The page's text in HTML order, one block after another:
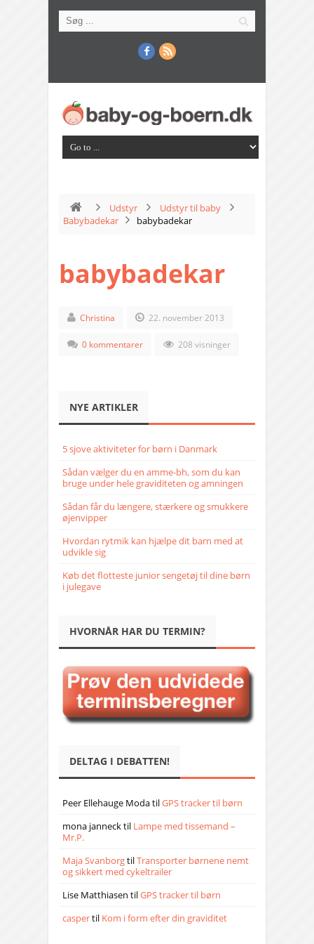
Udstyr
Udstyr til baby
Babybadekar
babybadekar
babybadekar
Christina 22. november 2013
0 kommentarer 208 visninger
NYE ARTIKLER
5 sjove aktiviteter for børn i Danmark
Sådan vælger du en amme-bh, som du kan
bruge under hele graviditeten og amningen
Sådan får du længere, stærkere og smukkere
øjenvipper
Hvordan rytmik kan hjælpe dit barn med at
udvikle sig
Køb det flotteste junior sengetøj til dine børn
i julegave
HVORNÅR HAR DU TERMIN?
DELTAG I DEBATTEN!
Peer Ellehauge ModatilGPS tracker til børn
mona jannecktil Lampe med tissemand –
Mr.P.
Maja SvanborgtilTransporter børnene nemt
og sikkert med cykeltrailer
Lise Matthiasen tilGPS tracker til børn
caspertil Kom i form efter din graviditet